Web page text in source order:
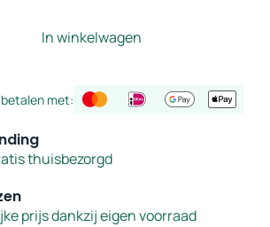
In winkelwagen
met:
thuisbezorgd
prijs dankzij eigen voorraad